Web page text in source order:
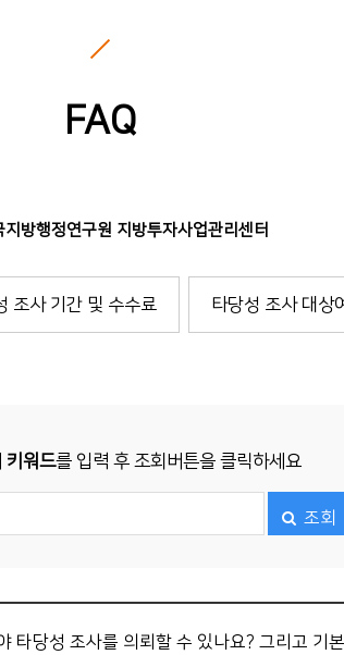
FAQ
지방행정연구원 지방투자사업관리센터
조사 기간 및 수수료 타당성 조사 대상
키워드를 입력 후 조회버튼을 클릭하세요
조회
타당성 조사를 의뢰할 수 있나요? 그리고 기